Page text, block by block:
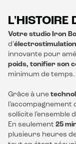
L'HISTOIRE
Votre studio Iron
d’électrostimulation
innovante pour
poids, tonifier son
minimum de temps.
Grâce à une
sollicite
En seulement 25
plusieurs heures